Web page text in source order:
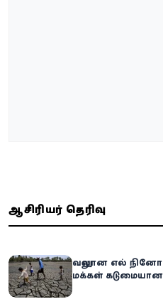
ஆசிரியர் தெரிவு
வலுவான எல்
மக்கள்